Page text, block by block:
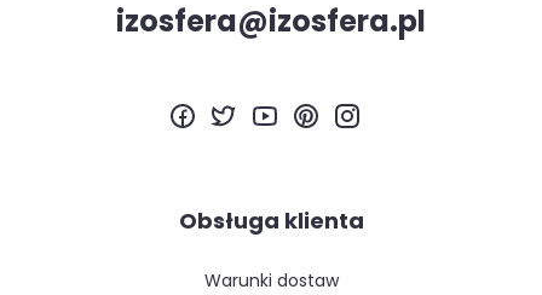
izosfera@izosfera.pl
Obsługa klienta
warunki dostaw